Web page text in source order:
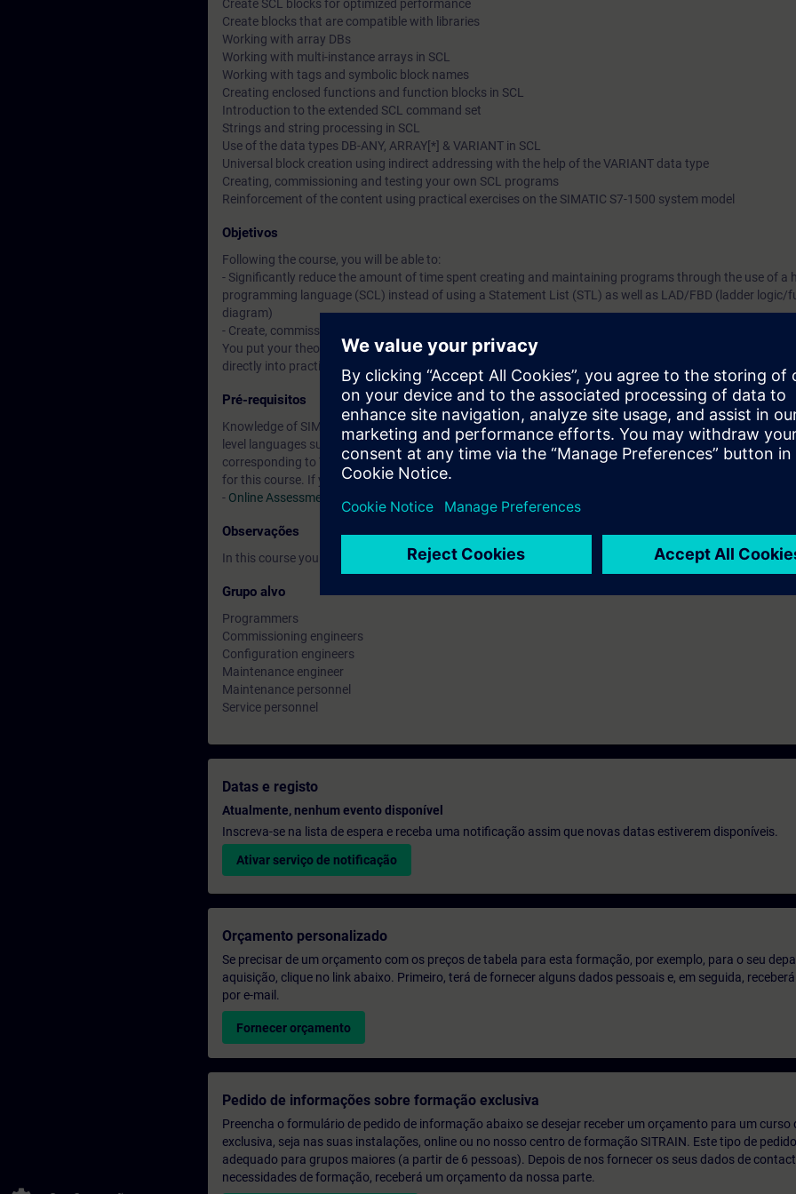
Create SCL blocks for optimized performance
Create blocks that are compatible with libraries
Working with array DBs
Working with multi-instance arrays in SCL
Working with tags and symbolic block names
Creating enclosed functions and function blocks in SCL
Introduction to the extended SCL command set
Strings and string processing in SCL
Use of the data types DB-ANY, ARRAY[*] & VARIANT in SCL
Universal block creation using indirect addressing with the help of the VARIANT data type
Creating, commissioning and testing your own SCL programs
Reinforcement of the content using practical exercises on the SIMATIC S7-1500 system model
Objetivos
Following the course, you will be able to:
- Significantly reduce the amount of time spent creating and maintaining programs through the use of a
programming language (SCL) instead of using a Statement List (STL) as well as LAD/FBD (ladder logic/
diagram)
- Create, commission and test complex programs in SCL
You put your theoretical knowledge of a TIA system model consisting of an automation system SIMATIC
directly into practice and thereby increase your learning success.
Pré-requisitos
Knowledge of SIMATIC S7 based on the TIA Portal corresponding to TIA-SCL1 or extensive experience
level languages such as Pascal, C or Basic. For the latter, experience with SIMATIC STEP 7 based on TIA
corresponding to TIA-SYSUP or TIA-PRO2 is mandatory. You must pass the available online entry test in
for this course. If you do not pass the test, we recommend attending TIA-SCL1 beforehand.
- Online Assessment Test
Observações
In this course you will work with the SIMATIC STEP 7 software based on TIA Portal.
Grupo alvo
Programmers
Commissioning engineers
Configuration engineers
Maintenance engineer
Maintenance personnel
Service personnel
Datas e registo
Atualmente, nenhum evento disponível
Inscreva-se na lista de espera e receba uma notificação assim que novas datas estiverem disponíveis.
Ativar serviço de notificação
Orçamento personalizado
Se precisar de um orçamento com os preços de tabela para esta formação, por exemplo, para o seu
aquisição, clique no link abaixo. Primeiro, terá de fornecer alguns dados pessoais e, em seguida,
por e-mail.
Fornecer orçamento
Pedido de informações sobre formação exclusiva
Preencha o formulário de pedido de informação abaixo se desejar receber um orçamento para um curso
exclusiva, seja nas suas instalações, online ou no nosso centro de formação SITRAIN. Este tipo de
adequado para grupos maiores (a partir de 6 pessoas). Depois de nos fornecer os seus dados de
necessidades de formação, receberá um orçamento da nossa parte.